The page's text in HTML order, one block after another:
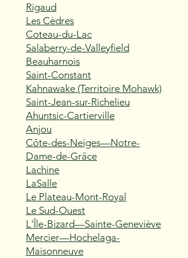
Rigaud
Les Cèdres
Coteau-du-Lac
Salaberry-de-Valleyfield
Beauharnois
Saint-Constant
Kahnawake (Territoire Mohawk)
Saint-Jean-sur-Richelieu
Ahuntsic-Cartierville
Anjou
Côte-des-Neiges—Notre-
Dame-de-Grâce
Lachine
LaSalle
Le Plateau-Mont-Royal
Le Sud-Ouest
L'Île-Bizard—Sainte-Geneviève
Mercier—Hochelaga-
Maisonneuve